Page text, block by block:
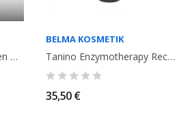
Tanino Treatment Golden Oil Argan Oil 100ml. Belma Kosmetik
BELMA KOSMETIK
Tanino Enzymotherapy Recovery Argan Oil. Protecteur solaire et thermique,...
35,50 €